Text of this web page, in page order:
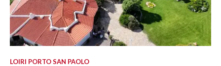
LOIRI PORTO SAN PAOLO